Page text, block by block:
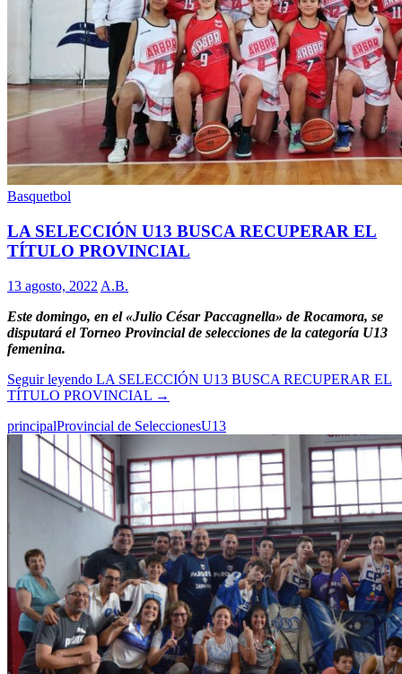
Basquetbol
LA SELECCIÓN U13 BUSCA RECUPERAR EL
TÍTULO PROVINCIAL
13 agosto, 2022 A.B.
Este domingo, en el «Julio César Paccagnella» de Rocamora, se
disputará el Torneo Provincial de selecciones de la categoría U13
femenina.
Seguir leyendo LA SELECCIÓN U13 BUSCA RECUPERAR EL
TÍTULO PROVINCIAL →
principalProvincial de SeleccionesU13